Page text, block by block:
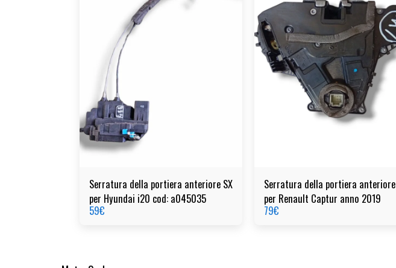
Serratura della portiera anteriore SX
per Hyundai i20 cod: a045035
59€
Serratura della portiera anteriore
per Renault Captur anno 2019
79€